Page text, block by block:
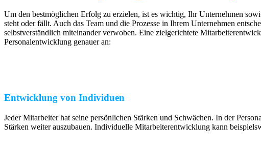
Um den bestmöglichen Erfolg zu erzielen, ist es wichtig, Ihr Unternehmen
steht oder fällt. Auch das Team und die Prozesse in Ihrem Unternehmen
selbstverständlich miteinander verwoben. Eine zielgerichtete
Personalentwicklung genauer an:
Entwicklung von Individuen
Jeder Mitarbeiter hat seine persönlichen Stärken und Schwächen. In der
Stärken weiter auszubauen. Individuelle Mitarbeiterentwicklung kann